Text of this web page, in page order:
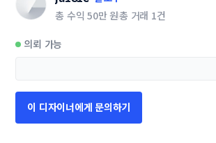
총 수익 50만 원총 거래 1건
의뢰 가능
이 디자이너에게 문의하기